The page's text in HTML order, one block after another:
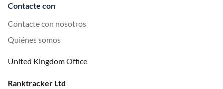
Contacte con
Contacte con nosotros
Quiénes somos
United Kingdom Office
Ranktracker Ltd